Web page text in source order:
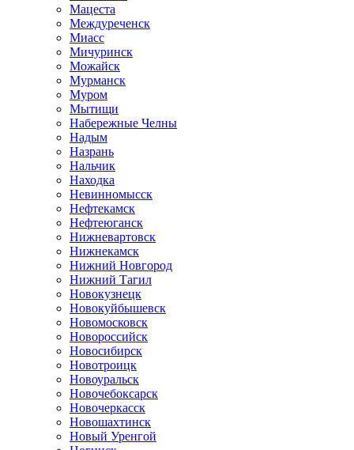
Мацеста
Междуреченск
Миасс
Мичуринск
Можайск
Мурманск
Муром
Мытищи
Набережные Челны
Надым
Назрань
Нальчик
Находка
Невинномысск
Нефтекамск
Нефтеюганск
Нижневартовск
Нижнекамск
Нижний Новгород
Нижний Тагил
Новокузнецк
Новокуйбышевск
Новомосковск
Новороссийск
Новосибирск
Новотроицк
Новоуральск
Новочебоксарск
Новочеркасск
Новошахтинск
Новый Уренгой